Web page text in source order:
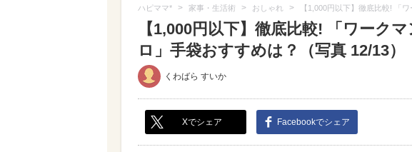
ハピママ* > 家事・生活術 > おしゃれ > 【1,000円以下】徹底比較! 「
【1,000円以下】徹底比較! 「ワーク
ロ」手袋おすすめは？（写真 12/13）
くわばら すいか
Xでシェア Facebookでシェア